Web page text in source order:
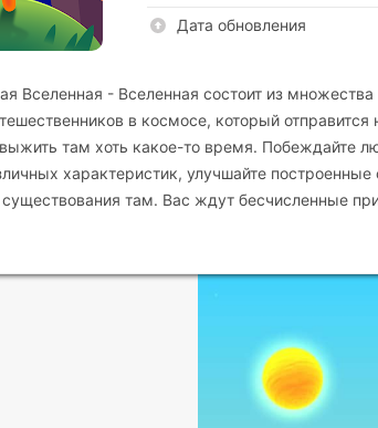
Дата обновления
Вселенная - Вселенная состоит из
в космосе, который
там хоть какое-то время. Побеждайте
характеристик, улучшайте
там. Вас ждут бесчисленные